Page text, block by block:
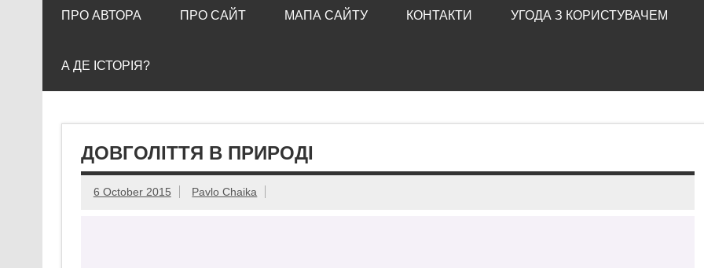
ПРО АВТОРА ПРО САЙТ МАПА САЙТУ КОНТАКТИ УГОДА З КОРИСТУВАЧЕМ
А ДЕ ІСТОРІЯ?
ДОВГОЛІТТЯ В ПРИРОДІ
6 October 2015 Pavlo Chaika